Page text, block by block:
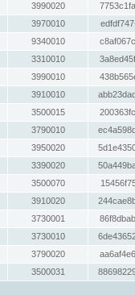
3990020
3970010
9340010
3310010
3990010
3910010
3500015
3790010
3950020
3390020
3500070
3910020
3730001
3730010
3790020
3500031